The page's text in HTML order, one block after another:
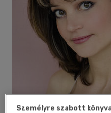
40 db / oldal
Személyre szabott